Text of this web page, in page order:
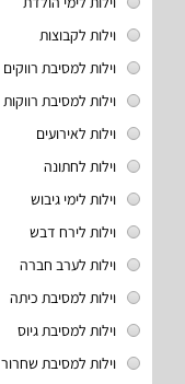
וילות לקבוצות
וילות למסיבת רווקים
וילות למסיבת רווקות
וילות לאירועים
וילות לחתונה
וילות לימי גיבוש
וילות לירח דבש
וילות לערב חברה
וילות למסיבת כיתה
וילות למסיבת גיוס
וילות למסיבת שחרור